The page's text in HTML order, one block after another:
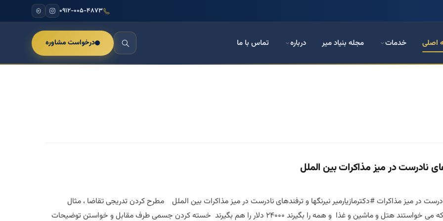
۰۹۱۲-۰۰۵-۴۸۷۳
اصلی خدمات مجله بنیاد میر درباره تماس با ما درخواست مشاوره
نادرست در میز مذاکرات بین الملل
در میز مذاکرات #دکترمازیارمیر نیرنگها و ترفندهای نادرست در میز مذاکرات بین الملل مطرح کردن تدریجی تقاضا ، مثال
کارکنان پژو را ذکر کنید که می خواستند هتل و ماشین و غذا و همه را بگیرند ۲۴۰۰۰ دلار را هم بگیرند خسته کردن جسمی طرف مقابل و خواستن توضیحات